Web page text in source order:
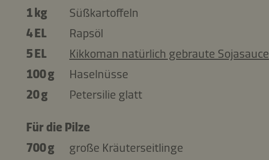
1 kg
Süßkartoffeln
4 EL
Rapsöl
5 EL
Kikkoman natürlich gebraute Sojasauce
100 g
Haselnüsse
20 g
Petersilie glatt
Für die Pilze
700 g
große Kräuterseitlinge